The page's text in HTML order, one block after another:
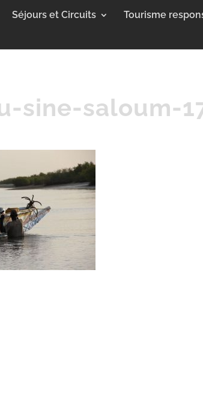
Séjours et Circuits Tourisme
sine-saloum-